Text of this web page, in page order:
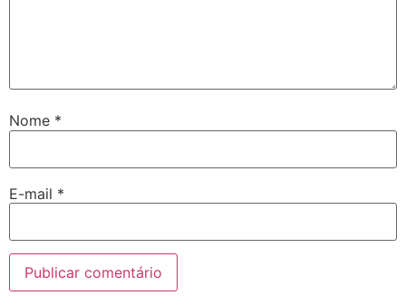
Nome *
E-mail *